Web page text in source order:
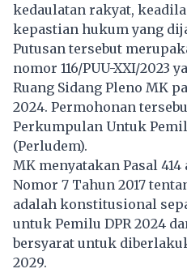
kedaulatan rakyat,
kepastian hukum yang
Putusan tersebut
nomor 116/PUU-XXI/2023
Ruang Sidang Pleno MK
2024. Permohonan
Perkumpulan Untuk
(Perludem).
MK menyatakan Pasal
Nomor 7 Tahun 2017
adalah konstitusional
untuk Pemilu DPR 2024
bersyarat untuk
2029.